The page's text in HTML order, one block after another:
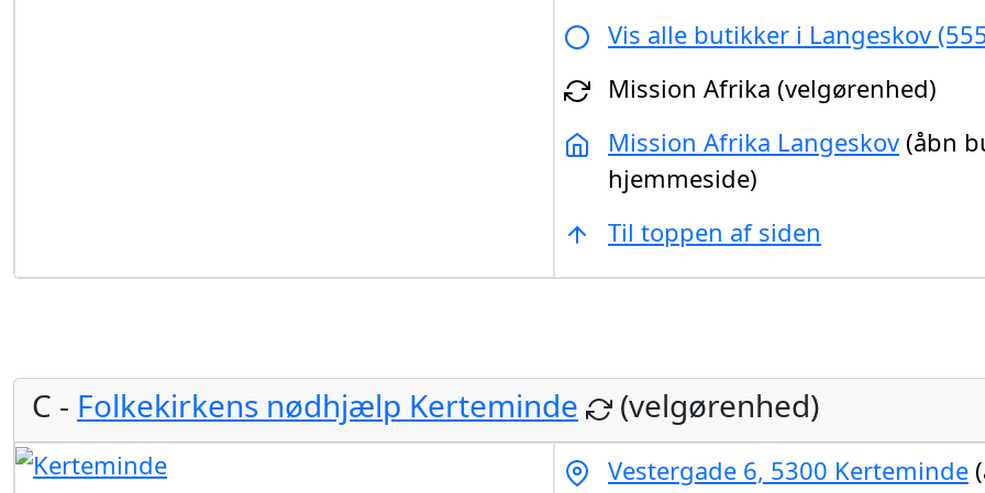
Vis alle butikker i Langeskov
Mission Afrika (velgørenhed)
Mission Afrika Langeskov (åbn
hjemmeside)
Til toppen af siden
C - Folkekirkens nødhjælp Kerteminde (velgørenhed)
Vestergade 6, 5300 Kerteminde